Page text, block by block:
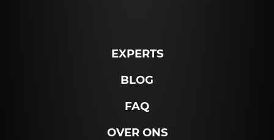
EXPERTS
BLOG
FAQ
OVER ONS